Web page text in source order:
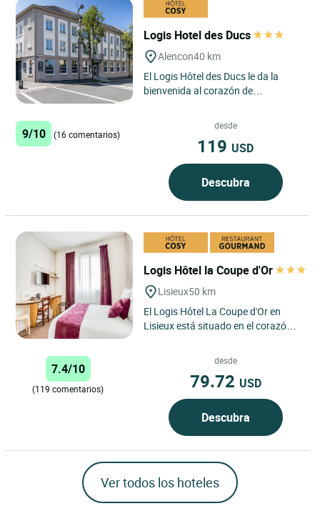
Logis Hotel des Ducs
Alencon40 km
El Logis Hôtel des Ducs le da la
bienvenida al corazón de
donde podrá descubrir,...
9/10 (16 comentarios)
desde
119 USD
Descubra
Logis Hôtel la Coupe d'Or
Lisieux50 km
El Logis Hôtel La Coupe d'Or en
Lisieux está situado en el corazón
Lisieux, en Normandía....
7.4/10
(119 comentarios)
desde
79.72 USD
Descubra
Ver todos los hoteles